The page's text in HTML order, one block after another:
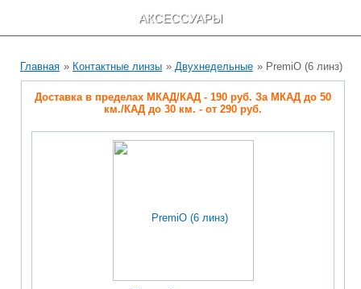
АКСЕССУАРЫ
Главная » Контактные линзы » Двухнедельные » PremiO (6 линз)
Доставка в пределах МКАД/КАД - 190 руб. За МКАД до 50
км./КАД до 30 км. - от 290 руб.